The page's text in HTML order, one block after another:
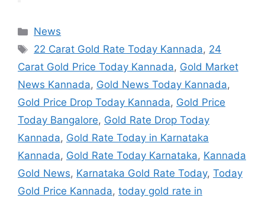
Categories
News
Tags
22 Carat Gold Rate Today Kannada, 24
Carat Gold Price Today Kannada, Gold Market
News Kannada, Gold News Today Kannada,
Gold Price Drop Today Kannada, Gold Price
Today Bangalore, Gold Rate Drop Today
Kannada, Gold Rate Today in Karnataka
Kannada, Gold Rate Today Karnataka, Kannada
Gold News, Karnataka Gold Rate Today, Today
Gold Price Kannada, today gold rate in